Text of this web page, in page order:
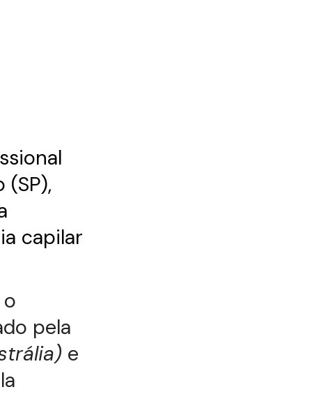
(SP),
capilar
pela
e